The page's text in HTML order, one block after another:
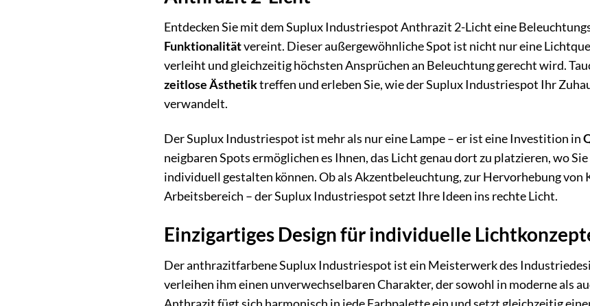
Entdecken Sie mit dem Suplux Industriespot Anthrazit 2-Licht eine
Funktionalitätvereint. Dieser außergewöhnliche Spot ist nicht nur eine
verleiht und gleichzeitig höchsten Ansprüchen an Beleuchtung gerecht wird.
zeitlose Ästhetiktreffen und erleben Sie, wie der Suplux Industriespot Ihr
verwandelt.
Der Suplux Industriespot ist mehr als nur eine Lampe – er ist eine Investition in
neigbaren Spots ermöglichen es Ihnen, das Licht genau dort zu platzieren, wo
individuell gestalten können. Ob als Akzentbeleuchtung, zur Hervorhebung
Arbeitsbereich – der Suplux Industriespot setzt Ihre Ideen ins rechte Licht.
Einzigartiges Design für individuelle
Der anthrazitfarbene Suplux Industriespot ist ein Meisterwerk des
verleihen ihm einen unverwechselbaren Charakter, der sowohl in moderne als